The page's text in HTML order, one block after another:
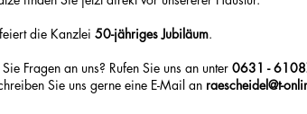
feiert die Kanzlei 50-jähriges Jubiläum.
Fragen an uns? Rufen Sie uns an unter 0631 -
Sie uns gerne eine E-Mail an raescheidel@t-